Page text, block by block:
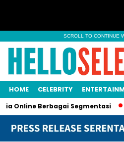
SCROLL TO CONTINUE
HOME CELEBRITY
Berbagai Segmentasi